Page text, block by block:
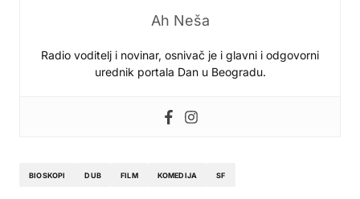
Ah Neša
Radio voditelj i novinar, osnivač je i glavni i odgovorni
urednik portala Dan u Beogradu.
BIOSKOPI DUB FILM KOMEDIJA SF